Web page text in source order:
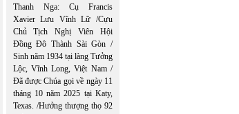
Thanh Nga: Cụ Francis
Xavier Lưu Vĩnh Lữ /Cựu
Chủ Tịch Nghị Viên Hội
Đồng Đô Thành Sài Gòn /
Sinh năm 1934 tại làng Tưởng
Lộc, Vĩnh Long, Việt Nam /
Đã được Chúa gọi về ngày 11
tháng 10 năm 2025 tại Katy,
Texas. /Hưởng thượng thọ 92